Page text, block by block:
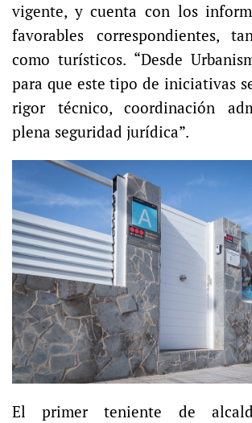
vigente, y cuenta con los
favorables correspondientes,
como turísticos. “Desde
para que este tipo de iniciativas
rigor técnico, coordinación
plena seguridad jurídica”.
El primer teniente de